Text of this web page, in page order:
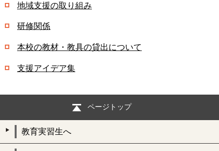
地域支援の取り組み
研修関係
本校の教材・教具の貸出について
支援アイデア集
ページトップ
教育実習生へ